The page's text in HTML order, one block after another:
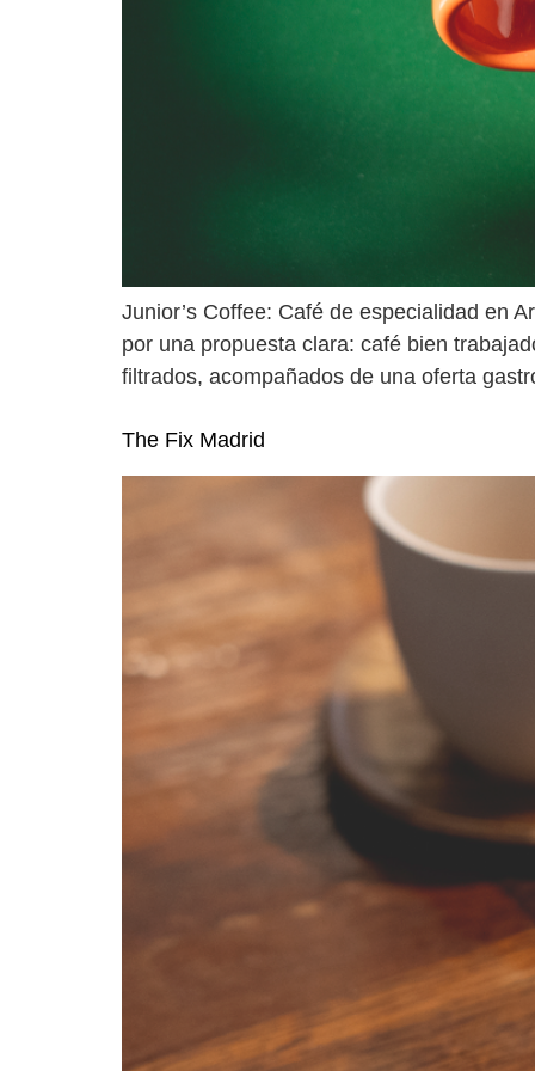
Junior’s Coffee: Café de especialidad en
por una propuesta clara: café bien
filtrados, acompañados de una oferta
The Fix Madrid